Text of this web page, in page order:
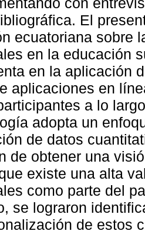
El
ecuatoriana sobre
en la educación
en la aplicación
aplicaciones en
a lo
adopta un
de datos
de obtener una
existe una alta
como parte del
se lograron
de estos